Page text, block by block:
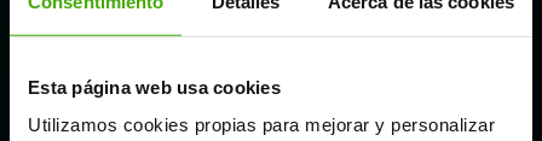
Esta página web usa cookies
Utilizamos cookies propias para mejorar y personalizar
Málaga